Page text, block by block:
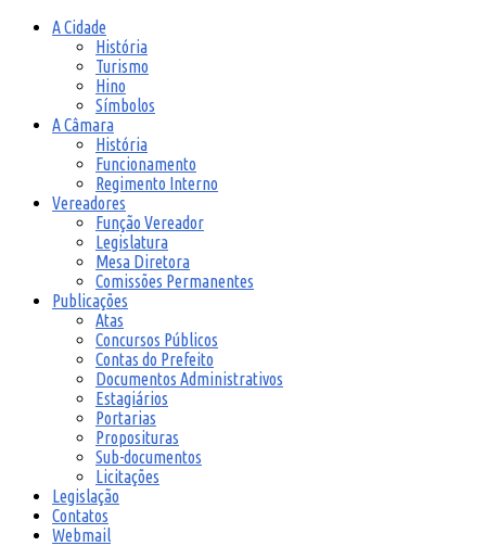
A Cidade
História
Turismo
Hino
Símbolos
A Câmara
História
Funcionamento
Regimento Interno
Vereadores
Função Vereador
Legislatura
Mesa Diretora
Comissões Permanentes
Publicações
Atas
Concursos Públicos
Contas do Prefeito
Documentos Administrativos
Estagiários
Portarias
Proposituras
Sub-documentos
Licitações
Legislação
Contatos
Webmail